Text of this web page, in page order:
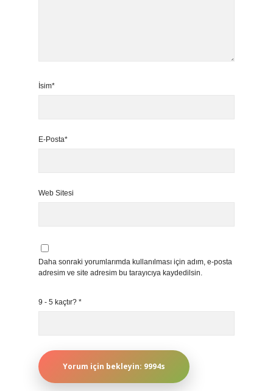
İsim*
E-Posta*
Web Sitesi
Daha sonraki yorumlarımda kullanılması için adım, e-posta
adresim ve site adresim bu tarayıcıya kaydedilsin.
9 - 5 kaçtır? *